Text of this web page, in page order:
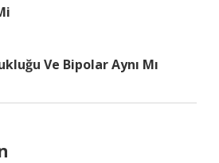
Ve Bipolar Aynı Mı